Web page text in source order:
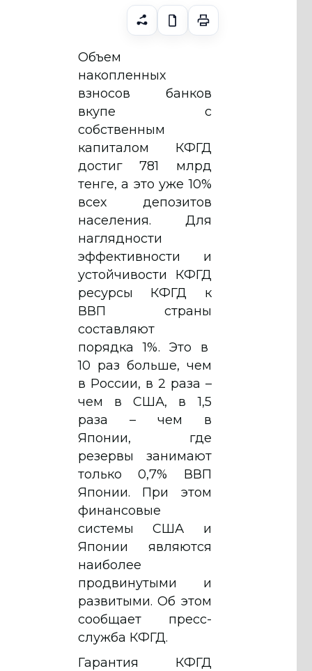
Объем
накопленных
взносов банков
вкупе с
собственным
капиталом КФГД
достиг 781 млрд
тенге, а это уже 10%
всех депозитов
населения. Для
наглядности
эффективности и
устойчивости КФГД
ресурсы КФГД к
ВВП страны
составляют
порядка 1%. Это в
10 раз больше, чем
в России, в 2 раза –
чем в США, в 1,5
раза – чем в
Японии, где
резервы занимают
только 0,7% ВВП
Японии. При этом
финансовые
системы США и
Японии являются
наиболее
продвинутыми и
развитыми. Об этом
сообщает пресс-
служба КФГД.
Гарантия КФГД